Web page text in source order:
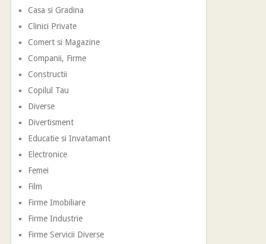
Casa si Gradina
Clinici Private
Comert si Magazine
Companii, Firme
Constructii
Copilul Tau
Diverse
Divertisment
Educatie si Invatamant
Electronice
Femei
Film
Firme Imobiliare
Firme Industrie
Firme Servicii Diverse